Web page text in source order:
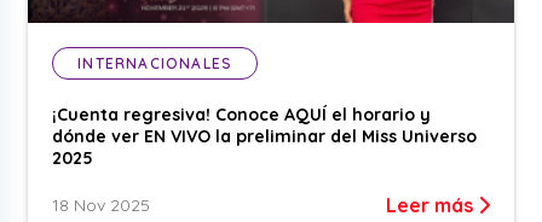
INTERNACIONALES
¡Cuenta regresiva! Conoce AQUÍ el horario y
dónde ver EN VIVO la preliminar del Miss Universo
2025
18 Nov 2025 Leer más